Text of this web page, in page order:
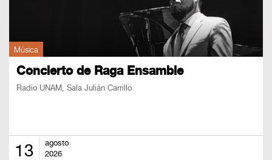
Música
Concierto de Raga Ensamble
Radio UNAM, Sala Julián Carrillo
13
agosto
2026